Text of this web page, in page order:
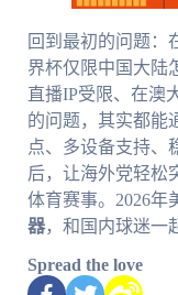
回到最初的问题：
界杯仅限中国大陆
直播IP受限、在澳
的问题，其实都能
点、多设备支持、
后，让海外党轻松
体育赛事。2026年
器，和国内球迷一
Spread the love